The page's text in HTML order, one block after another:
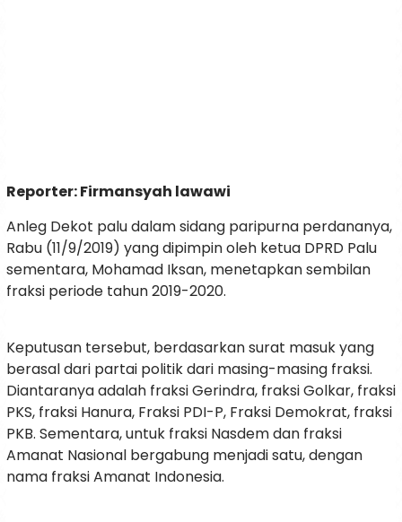
Reporter: Firmansyah lawawi
Anleg Dekot palu dalam sidang paripurna perdananya,
Rabu (11/9/2019) yang dipimpin oleh ketua DPRD Palu
sementara, Mohamad Iksan, menetapkan sembilan
fraksi periode tahun 2019-2020.
Keputusan tersebut, berdasarkan surat masuk yang
berasal dari partai politik dari masing-masing fraksi.
Diantaranya adalah fraksi Gerindra, fraksi Golkar, fraksi
PKS, fraksi Hanura, Fraksi PDI-P, Fraksi Demokrat, fraksi
PKB. Sementara, untuk fraksi Nasdem dan fraksi
Amanat Nasional bergabung menjadi satu, dengan
nama fraksi Amanat Indonesia.